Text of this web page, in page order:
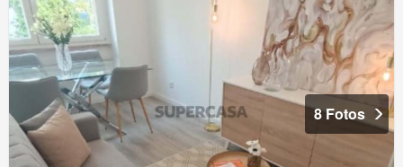
8 Fotos